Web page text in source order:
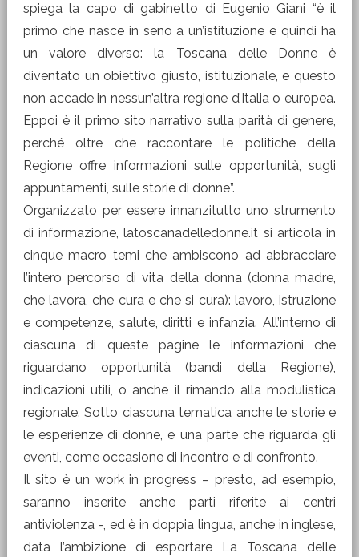
spiega la capo di gabinetto di Eugenio Giani “è il
primo che nasce in seno a un’istituzione e quindi ha
un valore diverso: la Toscana delle Donne è
diventato un obiettivo giusto, istituzionale, e questo
non accade in nessun’altra regione d’Italia o europea.
Eppoi è il primo sito narrativo sulla parità di genere,
perché oltre che raccontare le politiche della
Regione offre informazioni sulle opportunità, sugli
appuntamenti, sulle storie di donne”.
Organizzato per essere innanzitutto uno strumento
di informazione, latoscanadelledonne.it si articola in
cinque macro temi che ambiscono ad abbracciare
l’intero percorso di vita della donna (donna madre,
che lavora, che cura e che si cura): lavoro, istruzione
e competenze, salute, diritti e infanzia. All’interno di
ciascuna di queste pagine le informazioni che
riguardano opportunità (bandi della Regione),
indicazioni utili, o anche il rimando alla modulistica
regionale. Sotto ciascuna tematica anche le storie e
le esperienze di donne, e una parte che riguarda gli
eventi, come occasione di incontro e di confronto.
Il sito è un work in progress – presto, ad esempio,
saranno inserite anche parti riferite ai centri
antiviolenza -, ed è in doppia lingua, anche in inglese,
data l’ambizione di esportare La Toscana delle